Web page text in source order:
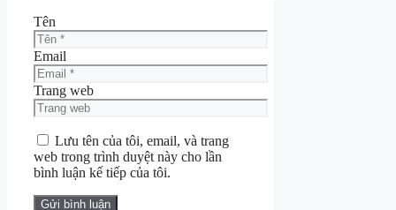
Tên
Email
Trang web
Lưu tên của tôi, email, và trang
web trong trình duyệt này cho lần
bình luận kế tiếp của tôi.